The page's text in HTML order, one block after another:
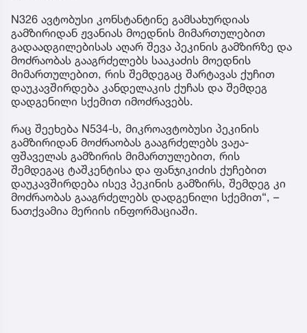
N326 ავტობუსი კონსტანტინე გამსახურდიას
გამზირიდან ჟვანიას მოედნის მიმართულებით
გადაადგილებისას აღარ შევა პეკინის გამზირზე და
მოძრაობას გააგრძელებს სააკაძის მოედნის
მიმართულებით, რის შემდეგაც შარტავას ქუჩით
დაუკავშირდება კანდელაკის ქუჩას და შემდეგ
დადგენილი სქემით იმოძრავებს.
რაც შეეხება N534-ს, მიკროავტობუსი პეკინის
გამზირიდან მოძრაობას გააგრძელებს ვაჟა-
ფშაველას გამზირის მიმართულებით, რის
შემდეგაც ტაშკენტისა და ფანჯიკიძის ქუჩებით
დაუკავშირდება ისევ პეკინის გამზირს, შემდეგ კი
მოძრაობას გააგრძელებს დადგენილი სქემით“, –
ნათქვამია მერიის ინფორმაციაში.